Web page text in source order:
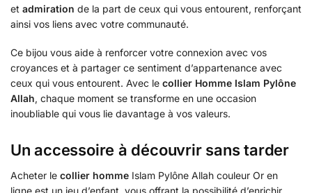
et admiration de la part de ceux qui vous entourent, renforçant
ainsi vos liens avec votre communauté.
Ce bijou vous aide à renforcer votre connexion avec vos
croyances et à partager ce sentiment d’appartenance avec
ceux qui vous entourent. Avec le collier Homme Islam Pylône
Allah, chaque moment se transforme en une occasion
inoubliable qui vous lie davantage à vos valeurs.
Un accessoire à découvrir sans tarder
Acheter le collier homme Islam Pylône Allah couleur Or en